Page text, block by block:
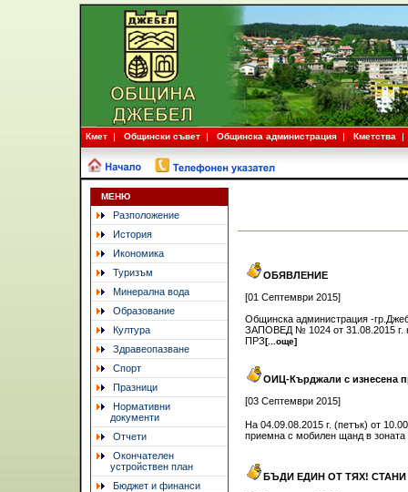
Кмет Общински съвет Общинска администрация Кметства
МЕНЮ
Разположение
История
Икономика
Туризъм
Минерална вода
Образование
Култура
Здравеопазване
Спорт
Празници
Нормативни
документи
Отчети
Окончателен
устройствен план
Бюджет и финанси
ОБЯВЛЕНИЕ
[01 Септември 2015]
Общинска администрация -
ЗАПОВЕД № 1024 от 31.08.2015 г.
ПРЗ[...още]
ОИЦ-Кърджали с изнесена
[03 Септември 2015]
На 04.09.08.2015 г. (петък) от
приемна с мобилен щанд в
БЪДИ ЕДИН ОТ ТЯХ!